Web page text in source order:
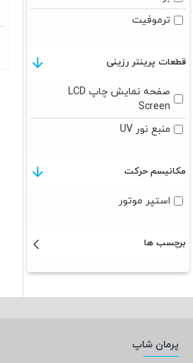
ترموفیت
قطعات پرینتر رزینی
صفحه نمایش چاپ LCD
Screen
منبع نور UV
مکانیسم حرکت
استپر موتور
برچسب ها
24,750,000 تومان
پرمان شاپ